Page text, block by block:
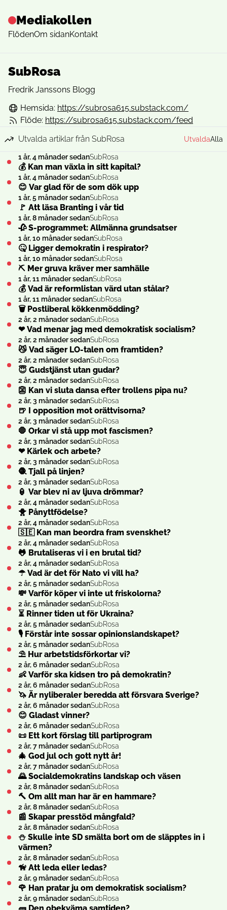
Mediakollen
FlödenOm sidanKontakt
SubRosa
Fredrik Janssons Blogg
Hemsida: https://subrosa615.substack.com/
Flöde: https://subrosa615.substack.com/feed
Utvalda artiklar från SubRosa
UtvaldaAlla
1 år, 4 månader sedanSubRosa
💰 Kan man växla in sitt kapital?
1 år, 4 månader sedanSubRosa
😊 Var glad för de som dök upp
1 år, 5 månader sedanSubRosa
🚩 Att läsa Branting i vår tid
1 år, 8 månader sedanSubRosa
🥀 S-programmet: Allmänna grundsatser
1 år, 10 månader sedanSubRosa
🤒 Ligger demokratin i respirator?
1 år, 10 månader sedanSubRosa
⛏ Mer gruva kräver mer samhälle
1 år, 11 månader sedanSubRosa
💰 Vad är reformlistan värd utan stålar?
1 år, 11 månader sedanSubRosa
🗑 Postliberal kökkenmödding?
2 år, 2 månader sedanSubRosa
❤ Vad menar jag med demokratisk socialism?
2 år, 2 månader sedanSubRosa
😼 Vad säger LO-talen om framtiden?
2 år, 2 månader sedanSubRosa
😇 Gudstjänst utan gudar?
2 år, 2 månader sedanSubRosa
👺 Kan vi sluta dansa efter trollens pipa nu?
2 år, 3 månader sedanSubRosa
🍺 I opposition mot orättvisorna?
2 år, 3 månader sedanSubRosa
🛑 Orkar vi stå upp mot fascismen?
2 år, 3 månader sedanSubRosa
❤ Kärlek och arbete?
2 år, 3 månader sedanSubRosa
🧶 Tjall på linjen?
2 år, 3 månader sedanSubRosa
🏮 Var blev ni av ljuva drömmar?
2 år, 4 månader sedanSubRosa
🐥 Pånyttfödelse?
2 år, 4 månader sedanSubRosa
🇸🇪 Kan man beordra fram svenskhet?
2 år, 4 månader sedanSubRosa
🐸 Brutaliseras vi i en brutal tid?
2 år, 4 månader sedanSubRosa
☂ Vad är det för Nato vi vill ha?
2 år, 5 månader sedanSubRosa
💸 Varför köper vi inte ut friskolorna?
2 år, 5 månader sedanSubRosa
⏳ Rinner tiden ut för Ukraina?
2 år, 5 månader sedanSubRosa
🎙 Förstår inte sossar opinionslandskapet?
2 år, 5 månader sedanSubRosa
⛱ Hur arbetstidsförkortar vi?
2 år, 6 månader sedanSubRosa
👶 Varför ska kidsen tro på demokratin?
2 år, 6 månader sedanSubRosa
🦄 Är nyliberaler beredda att försvara Sverige?
2 år, 6 månader sedanSubRosa
😊 Gladast vinner?
2 år, 6 månader sedanSubRosa
📜 Ett kort förslag till partiprogram
2 år, 7 månader sedanSubRosa
🎄 God jul och gott nytt år!
2 år, 7 månader sedanSubRosa
🌄 Socialdemokratins landskap och väsen
2 år, 8 månader sedanSubRosa
🔨 Om allt man har är en hammare?
2 år, 8 månader sedanSubRosa
📰 Skapar presstöd mångfald?
2 år, 8 månader sedanSubRosa
⛄ Skulle inte SD smälta bort om de släpptes in i
värmen?
2 år, 8 månader sedanSubRosa
🦮 Att leda eller ledas?
2 år, 9 månader sedanSubRosa
🌹 Han pratar ju om demokratisk socialism?
2 år, 9 månader sedanSubRosa